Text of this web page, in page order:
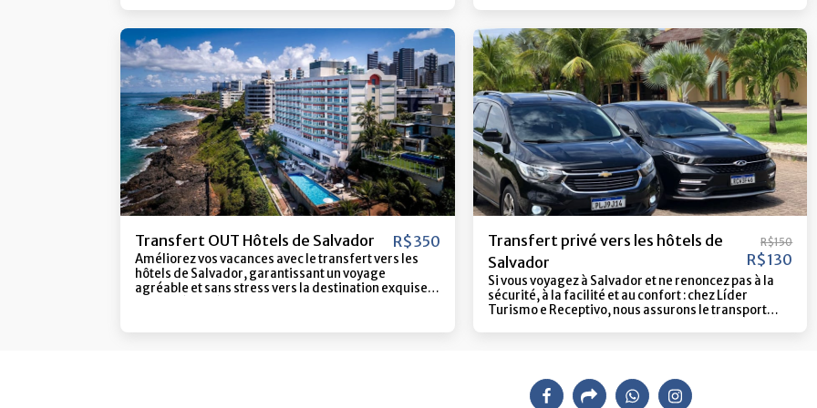
seul Salvador possède. Ici, chaque détail fait que la
chaude, marchez sur le sable, savourez un délicieux
déjeuner au bord de la mer et profitez de la vie sans
vous précipiter. C'est la destination idéale pour ceux
qui souhaitent se déconnecter, se détendre et vivre
des moments qui resteront à jamais gravés dans
leur mémoire. Que ce soit en famille, entre amis ou
en escapade à deux, Ilha dos Frades offre tout :
beauté, confort, bonne énergie et ce coucher de
soleil qui termine n'importe quelle journée en
beauté. Venez découvrir pourquoi ceux qui visitent
veulent toujours revenir.
danses orixá et bien plus encore. Une expérience
parfaite pour ceux qui veulent ressentir de près
l'âme de Bahia. Comprend : ️ Transport aller-retour ️
Dîner typique ️ Billet pour le spectacle ️ Guide
touristique Durée : 4 heures Venez vivre cette soirée
spéciale à Bahia !
Transfert OUT Hôtels de Salvador R$350
Améliorez vos vacances avec le transfert vers les
hôtels de Salvador, garantissant un voyage
agréable et sans stress vers la destination exquise
Transfert privé vers les hôtels de
Salvador
R$150
R$130
Si vous voyagez à Salvador et ne renoncez pas à la
sécurité, à la facilité et au confort : chez Líder
Turismo e Receptivo, nous assurons le transport
votre expérience confortable et sûre dans la
destination la plus recherchée du Brésil. ️Un